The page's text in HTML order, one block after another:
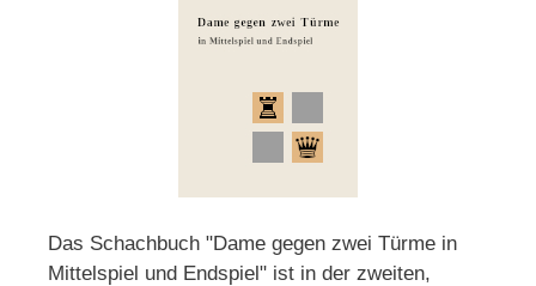
Das Schachbuch "Dame gegen zwei Türme in
Mittelspiel und Endspiel" ist in der zweiten,